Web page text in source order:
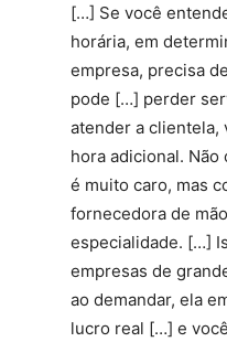
[…] Se você
horária, em
empresa, precisa
pode […] perder
atender a clientela,
hora adicional.
é muito caro, mas
fornecedora de
especialidade. […]
empresas de
ao demandar, ela
lucro real […] e